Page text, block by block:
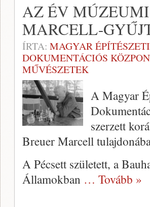
AZ ÉV
MARCELL-
ÍRTA: MAGYAR
DOKUMENTÁCIÓS
MŰVÉSZETEK
A Magyar
szerzett
Breuer Marcell
A Pécsett született, a
Államokban … Tovább »